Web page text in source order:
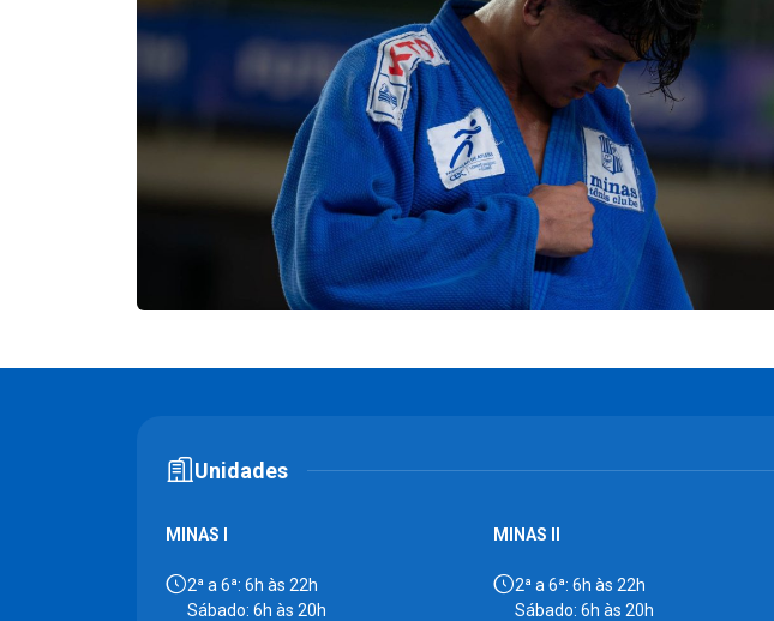
Unidades
MINAS I
2ª a 6ª: 6h às 22h
Sábado: 6h às 20h
MINAS II
2ª a 6ª: 6h às 22h
Sábado: 6h às 20h